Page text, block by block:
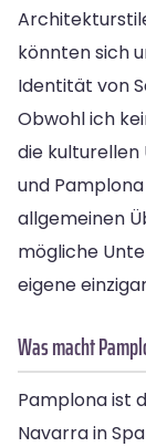
könnten sich
Identität von
Obwohl ich
die kulturellen
und
allgemeinen
mögliche
eigene
Was macht
Pamplona ist
Navarra in